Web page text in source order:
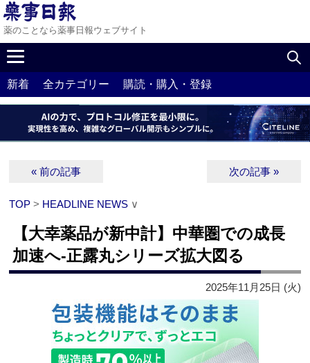
薬のことなら薬事日報ウェブサイト
新着 全カテゴリー 購読・購入・登録
« 前の記事 次の記事 »
TOP > HEADLINE NEWS ∨
【大幸薬品が新中計】中華圏での成長
加速へ‐正露丸シリーズ拡大図る
2025年11月25日 (火)